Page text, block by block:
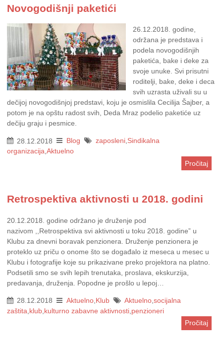
Novogodišnji paketići
26.12.2018. godine,
održana je predstava i
podela novogodišnjih
paketića, bake i deke za
svoje unuke. Svi prisutni
roditelji, bake, deke i deca
svih uzrasta uživali su u
dečijoj novogodišnjoj predstavi, koju je osmislila Cecilija Šajber, a
potom je na opštu radost svih, Deda Mraz podelio paketiće uz
dečiju graju i pesmice.
28.12.2018 Blog zaposleni,Sindikalna
organizacija,Aktuelno
Pročitaj
Retrospektiva aktivnosti u 2018. godini
20.12.2018. godine održano je druženje pod
nazivom ,,Retrospektiva svi aktivnosti u toku 2018. godine” u
Klubu za dnevni boravak penzionera. Druženje penzionera je
proteklo uz priču o onome što se događalo iz meseca u mesec u
Klubu i fotografije koje su prikazivane preko projektora na platno.
Podsetili smo se svih lepih trenutaka, proslava, ekskurzija,
predavanja, druženja. Popodne je prošlo u lepoj…
28.12.2018 Aktuelno Klub Aktuelno socijalna
zaštita klub kulturno zabavne aktivnosti penzioneri
Pročitaj